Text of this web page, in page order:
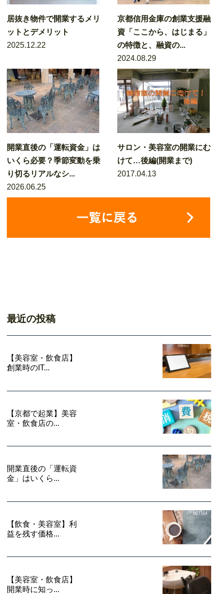
居抜き物件で開業するメリ
ットとデメリット
2025.12.22
京都信用金庫の創業支援融
資「ここから、はじまる」
の特徴と、融資の...
2024.08.29
開業直後の「運転資金」は
いくら必要？季節変動を乗
り切るリアルなシ...
2026.06.25
サロン・美容室の開業にむ
けて…後編(開業まで)
2017.04.13
最近の投稿
【美容室・飲食店】
創業時のIT...
【京都で起業】美容
室・飲食店の...
開業直後の「運転資
金」はいくら...
【飲食・美容室】利
益を残す価格...
【美容室・飲食店】
開業時に知っ...